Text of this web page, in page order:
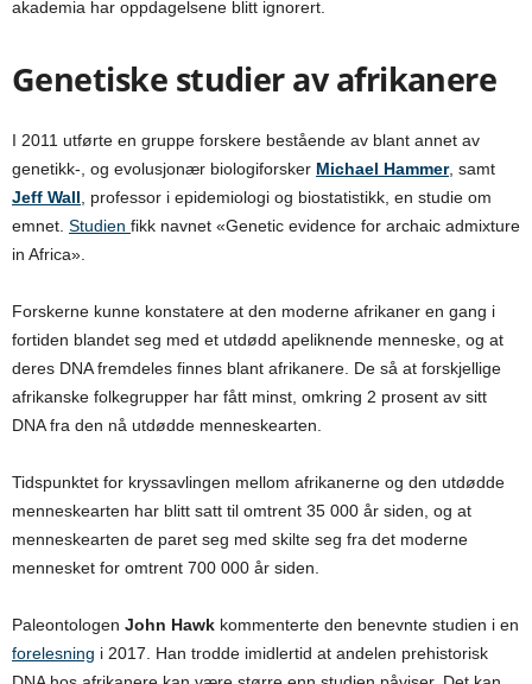
akademia har oppdagelsene blitt ignorert.
Genetiske studier av afrikanere
I 2011 utførte en gruppe forskere bestående av blant annet av
genetikk-, og evolusjonær biologiforsker Michael Hammer, samt
Jeff Wall, professor i epidemiologi og biostatistikk, en studie om
emnet. Studien fikk navnet «Genetic evidence for archaic admixture
in Africa».
Forskerne kunne konstatere at den moderne afrikaner en gang i
fortiden blandet seg med et utdødd apeliknende menneske, og at
deres DNA fremdeles finnes blant afrikanere. De så at forskjellige
afrikanske folkegrupper har fått minst, omkring 2 prosent av sitt
DNA fra den nå utdødde menneskearten.
Tidspunktet for kryssavlingen mellom afrikanerne og den utdødde
menneskearten har blitt satt til omtrent 35 000 år siden, og at
menneskearten de paret seg med skilte seg fra det moderne
mennesket for omtrent 700 000 år siden.
Paleontologen John Hawk kommenterte den benevnte studien i en
forelesning i 2017. Han trodde imidlertid at andelen prehistorisk